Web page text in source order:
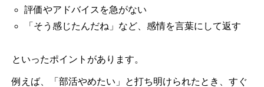
評価やアドバイスを急がない
「そう感じたんだね」など、感情を言葉にして返す
といったポイントがあります。
例えば、「部活やめたい」と打ち明けられたとき、すぐ